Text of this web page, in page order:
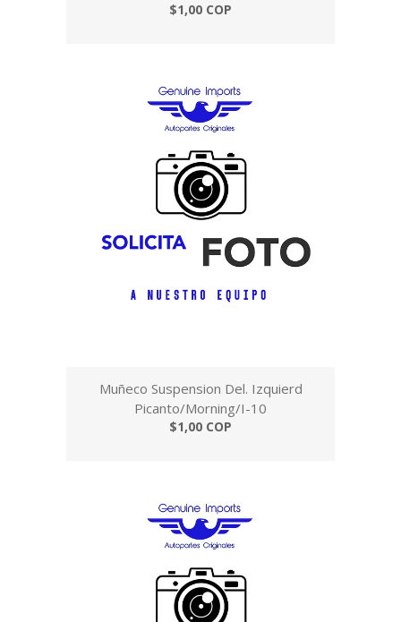
$1,00 COP
Muñeco Suspension Del. Izquierd
Picanto/Morning/I-10
$1,00 COP